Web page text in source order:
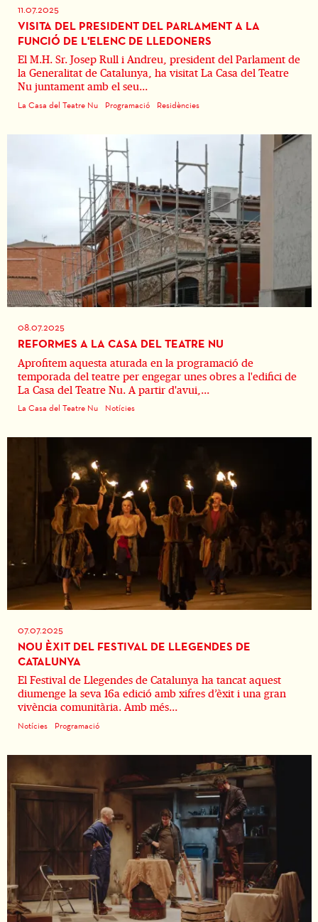
11.07.2025
VISITA DEL PRESIDENT DEL PARLAMENT A LA
FUNCIÓ DE L'ELENC DE LLEDONERS
El M.H. Sr. Josep Rull i Andreu, president del Parlament de
la Generalitat de Catalunya, ha visitat La Casa del Teatre
Nu juntament amb el seu...
La Casa del Teatre Nu Programació Residències
08.07.2025
REFORMES A LA CASA DEL TEATRE NU
Aprofitem aquesta aturada en la programació de
temporada del teatre per engegar unes obres a l'edifici de
La Casa del Teatre Nu. A partir d'avui,...
La Casa del Teatre Nu Notícies
07.07.2025
NOU ÈXIT DEL FESTIVAL DE LLEGENDES DE
CATALUNYA
El Festival de Llegendes de Catalunya ha tancat aquest
diumenge la seva 16a edició amb xifres d’èxit i una gran
vivència comunitària. Amb més...
Notícies Programació